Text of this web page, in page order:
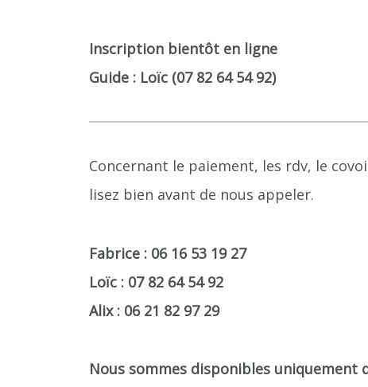
Inscription bientôt en ligne
Guide : Loïc (07 82 64 54 92)
Concernant le paiement, les rdv, le
lisez bien avant de nous appeler.
Fabrice : 06 16 53 19 27
Loïc : 07 82 64 54 92
Alix : 06 21 82 97 29
Nous sommes disponibles uniquement